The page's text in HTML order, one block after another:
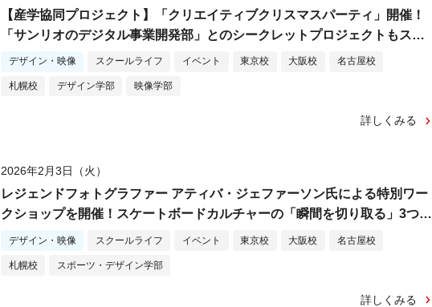
【産学協同プロジェクト】「クリエイティブクリスマスパーティ」開催！
「サンリオのデジタル事業開発部」とのシークレットプロジェクトもスタ
ート！
デザイン・映像 スクールライフ イベント 東京校 大阪校 名古屋校
札幌校 デザイン学部 映像学部
詳しくみる
2026年2月3日（火）
レジェンドフォトグラファー アティバ・ジェファーソン氏による特別ワー
クショップを開催！スケートボードカルチャーの「瞬間を切り取る」3つの
ポイントとは？
デザイン・映像 スクールライフ イベント 東京校 大阪校 名古屋校
札幌校 スポーツ・デザイン学部
詳しくみる